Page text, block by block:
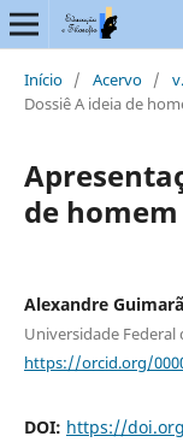
Início / Acervo /
Dossiê A ideia de
de
Alexandre
Universidade
https://orcid.org/
DOI: https://